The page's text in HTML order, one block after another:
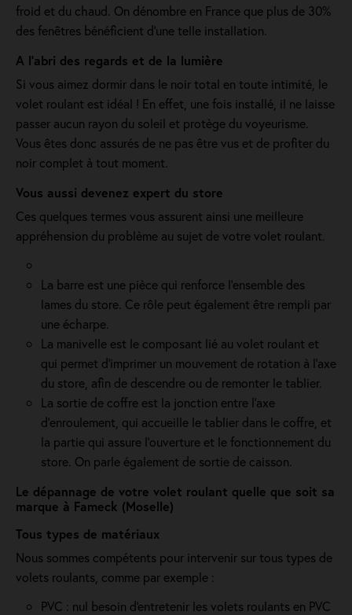
froid et du chaud. On dénombre en France que plus de 30%
des fenêtres bénéficient d'une telle installation.
A l'abri des regards et de la lumière
Si vous aimez dormir dans le noir total en toute intimité, le
volet roulant est idéal ! En effet, une fois installé, il ne laisse
passer aucun rayon du soleil et protège du voyeurisme.
Vous êtes donc assurés de ne pas être vus et de profiter du
noir complet à tout moment.
Vous aussi devenez expert du store
Ces quelques termes vous assurent ainsi une meilleure
appréhension du problème au sujet de votre volet roulant.
La barre est une pièce qui renforce l’ensemble des
lames du store. Ce rôle peut également être rempli par
une écharpe.
La manivelle est le composant lié au volet roulant et
qui permet d’imprimer un mouvement de rotation à l’axe
du store, afin de descendre ou de remonter le tablier.
La sortie de coffre est la jonction entre l’axe
d’enroulement, qui accueille le tablier dans le coffre, et
la partie qui assure l’ouverture et le fonctionnement du
store. On parle également de sortie de caisson.
Le dépannage de votre volet roulant quelle que soit sa
marque à Fameck (Moselle)
Tous types de matériaux
Nous sommes compétents pour intervenir sur tous types de
volets roulants, comme par exemple :
PVC : nul besoin d'entretenir les volets roulants en PVC